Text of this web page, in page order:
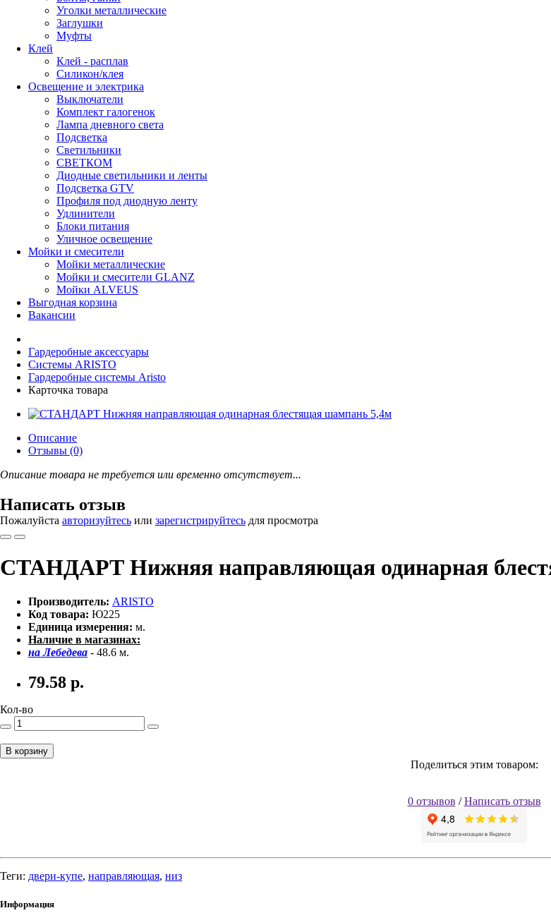
Уголки металлические
Заглушки
Муфты
Клей
Клей - расплав
Силикон/клея
Освещение и электрика
Выключатели
Комплект галогенок
Лампа дневного света
Подсветка
Светильники
СВЕТКОМ
Диодные светильники и ленты
Подсветка GTV
Профиля под диодную ленту
Удлинители
Блоки питания
Уличное освещение
Мойки и смесители
Мойки металлические
Мойки и смесители GLANZ
Мойки ALVEUS
Выгодная корзина
Вакансии
Гардеробные аксессуары
Системы ARISTO
Гардеробные системы Aristo
Карточка товара
Описание
Отзывы (0)
Описание товара не требуется или временно отсутствует...
Написать отзыв
Пожалуйста авторизуйтесь или зарегистрируйтесь для просмотра
СТАНДАРТ Нижняя направляющая одинарная
Производитель: ARISTO
Код товара: Ю225
Единица измерения: м.
Наличие в магазинах:
на Лебедева - 48.6 м.
79.58 р.
Кол-во
В корзину
Поделиться этим товаром:
0 отзывов /Написать отзыв
Теги: двери-купе, направляющая, низ
Информация